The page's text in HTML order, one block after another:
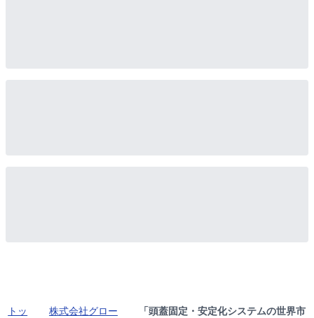
トッ
株式会社グロー
「頭蓋固定・安定化システムの世界市